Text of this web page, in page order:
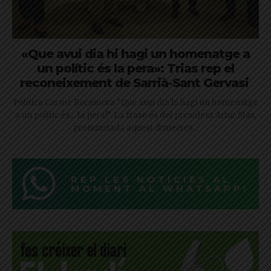
«Que avui dia hi hagi un homenatge a
un polític és la pera»: Trias rep el
reconeixement de Sarrià-Sant Gervasi
Política Carme Rocamora “Que avui dia hi hagi un homenatge
a un polític és… la pera!”. La frase és del president Artur Mas,
pronunciada aquest dimecres...
REP LES NOTÍCIES AL
MOMENT AL WHATSAPP!